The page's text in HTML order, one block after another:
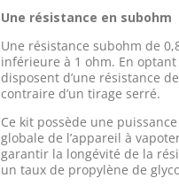
Une résistance en subohm
Une résistance subohm de
inférieure à 1 ohm. En
disposent d’une résistance
contraire d’un tirage serré.
Ce kit possède une
globale de l’appareil à
garantir la longévité de la
un taux de propylène de